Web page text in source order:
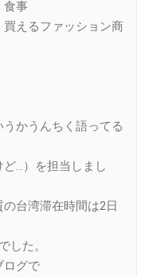
食事
るファッション商
かうんちく語ってる
…）を担当しまし
台湾滞在時間は2日
した。
ログで